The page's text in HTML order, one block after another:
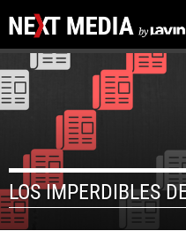
LOS IMPERDIBLES